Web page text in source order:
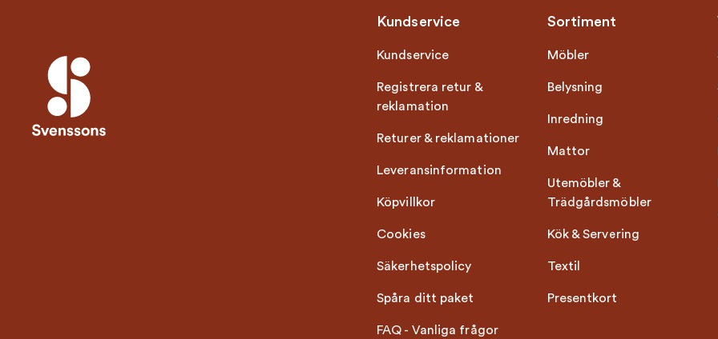
Kundservice
Kundservice
Registrera retur &
reklamation
Returer & reklamationer
Leveransinformation
Köpvillkor
Cookies
Säkerhetspolicy
Spåra ditt paket
FAQ - Vanliga frågor
Sortiment
Möbler
Belysning
Inredning
Mattor
Utemöbler &
Trädgårdsmöbler
Kök & Servering
Textil
Presentkort